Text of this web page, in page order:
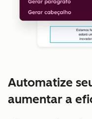
Automatize
aumentar a